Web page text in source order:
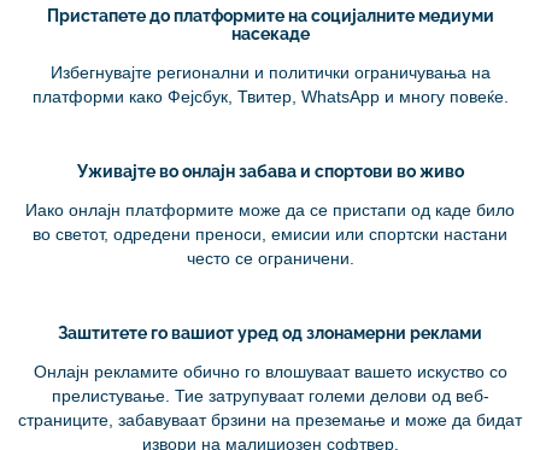
Пристапете до платформите на социјалните медиуми
насекаде
Избегнувајте регионални и политички ограничувања на
платформи како Фејсбук, Твитер, WhatsApp и многу повеќе.
Уживајте во онлајн забава и спортови во живо
Иако онлајн платформите може да се пристапи од каде било
во светот, одредени преноси, емисии или спортски настани
често се ограничени.
Заштитете го вашиот уред од злонамерни реклами
Онлајн рекламите обично го влошуваат вашето искуство со
прелистување. Тие затрупуваат големи делови од веб-
страниците, забавуваат брзини на преземање и може да бидат
извори на малициозен софтвер.